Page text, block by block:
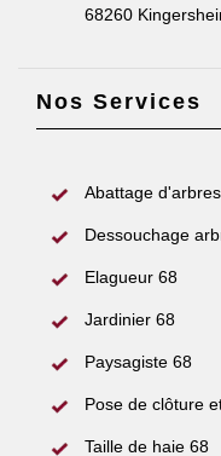
68260
Nos Services
Abattage
Dessouchage
Elagueur 68
Jardinier 68
Paysagiste 68
Pose de clôture
Taille de haie 68